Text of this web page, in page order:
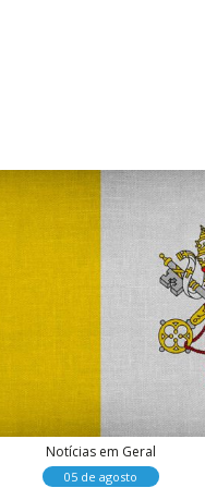
Notícias em Geral
05 de agosto